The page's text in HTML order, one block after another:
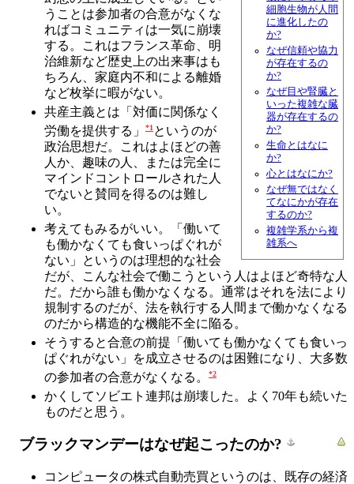
細胞生物が人間
に進化したの
か?
なぜ信頼や協力
が存在するの
か?
なぜ目や腎臓と
いった複雑な臓
器が存在するの
か?
生命とはなに
か?
心とはなにか?
なぜ無ではなく
てなにかが存在
するのか?
複雑学系から複
雑系へ
うことは参加者の合意がなくな
ればコミュニティは一気に崩壊
する。これはフランス革命、明
治維新など歴史上の出来事はも
ちろん、家庭内不和による離婚
など枚挙に暇がない。
共産主義とは「対価に関係なく
労働を提供する」
*1 というのが
政治思想だ。これはよほどの善
人か、趣味の人、または完全に
マインドコントロールされた人
でないと賛同を得るのは難し
い。
考えてもみるがいい。「働いて
も働かなくても食いっぱぐれが
ない」というのは理想的な社会
だが、こんな社会で働こうという人はよほど奇特な人
だ。だから誰も働かなくなる。通常はそれを法により
規制するのだが、法を執行する人間まで働かなくなる
のだから構造的な機能不全に陥る。
そうすると合意の前提「働いても働かなくても食いっ
ぱぐれがない」を成立させるのは困難になり、大多数
の参加者の合意がなくなる。
*2
かくしてソビエト連邦は崩壊した。よく70年も続いた
ものだと思う。
ブラックマンデーはなぜ起こったのか?
コンピュータの株式自動売買というのは、既存の経済